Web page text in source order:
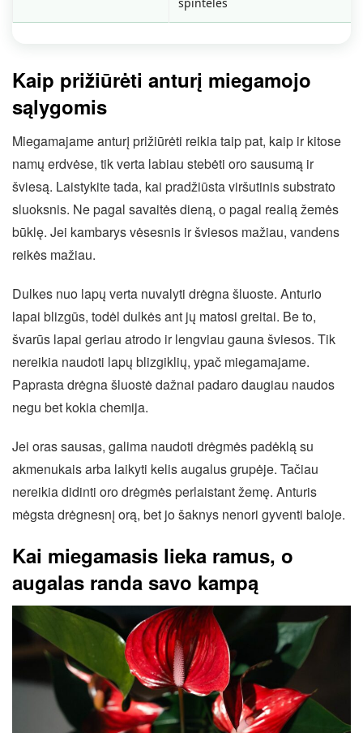
Kaip prižiūrėti anturį miegamojo
sąlygomis
Miegamajame anturį prižiūrėti reikia taip pat, kaip ir kitose
namų erdvėse, tik verta labiau stebėti oro sausumą ir
šviesą. Laistykite tada, kai pradžiūsta viršutinis substrato
sluoksnis. Ne pagal savaitės dieną, o pagal realią žemės
būklę. Jei kambarys vėsesnis ir šviesos mažiau, vandens
reikės mažiau.
Dulkes nuo lapų verta nuvalyti drėgna šluoste. Anturio
lapai blizgūs, todėl dulkės ant jų matosi greitai. Be to,
švarūs lapai geriau atrodo ir lengviau gauna šviesos. Tik
nereikia naudoti lapų blizgiklių, ypač miegamajame.
Paprasta drėgna šluostė dažnai padaro daugiau naudos
negu bet kokia chemija.
Jei oras sausas, galima naudoti drėgmės padėklą su
akmenukais arba laikyti kelis augalus grupėje. Tačiau
nereikia didinti oro drėgmės perlaistant žemę. Anturis
mėgsta drėgnesnį orą, bet jo šaknys nenori gyventi baloje.
Kai miegamasis lieka ramus, o
augalas randa savo kampą